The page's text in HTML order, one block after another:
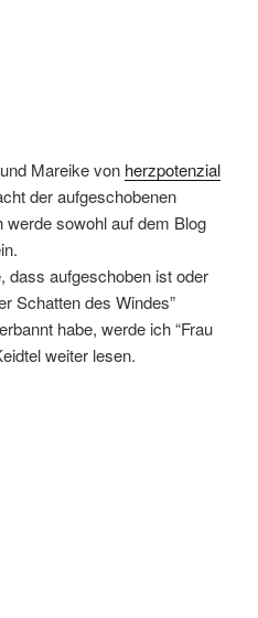
Mareike von herzpotenzial
der aufgeschobenen
sowohl auf dem Blog
dass aufgeschoben ist oder
Schatten des Windes”
habe, werde ich “Frau
weiter lesen.